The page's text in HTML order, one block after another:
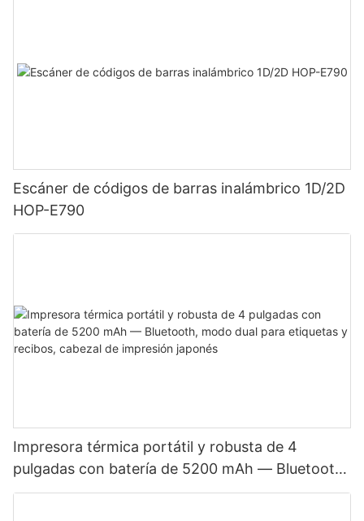
Escáner de códigos de barras inalámbrico 1D/2D
HOP-E790
Impresora térmica portátil y robusta de 4
pulgadas con batería de 5200 mAh — Bluetooth,
modo dual para etiquetas y recibos, cabezal de